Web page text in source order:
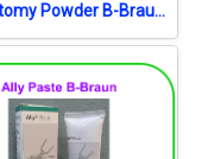
Ally Ostomy Powder B-Braun ผงแป้งโรยรอยรูเปิดทวารเทียม